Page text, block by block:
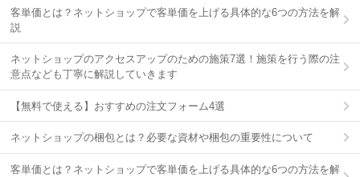
客単価とは？ネットショップで客単価を上げる具体的な6つの方法を解
説
ネットショップのアクセスアップのための施策7選！施策を行う際の注
意点なども丁寧に解説していきます
【無料で使える】おすすめの注文フォーム4選
ネットショップの梱包とは？必要な資材や梱包の重要性について
客単価とは？ネットショップで客単価を上げる具体的な6つの方法を解